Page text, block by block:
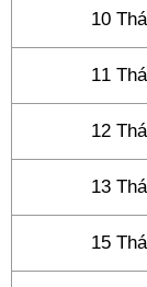
10
11
12
13
15